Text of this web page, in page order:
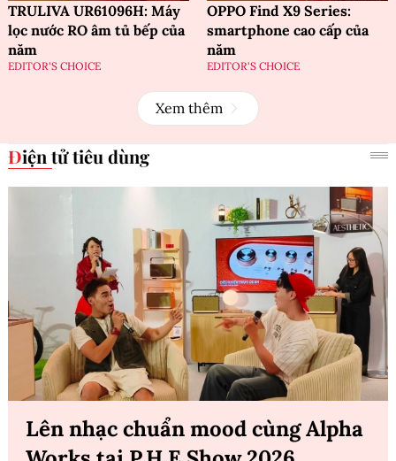
TRULIVA UR61096H: Máy
lọc nước RO âm tủ bếp của
năm
EDITOR'S CHOICE
OPPO Find X9 Series:
smartphone cao cấp của
năm
EDITOR'S CHOICE
Xem thêm
Điện tử tiêu dùng
Lên nhạc chuẩn mood cùng Alpha